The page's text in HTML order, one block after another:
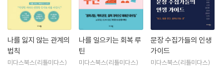
나를 잃지 않는 관계의
법칙
미다스북스(리틀미다스)
나를 일으키는 회복 루
틴
미다스북스(리틀미다스)
문장 수집가들의 인생
가이드
미다스북스(리틀미다스)